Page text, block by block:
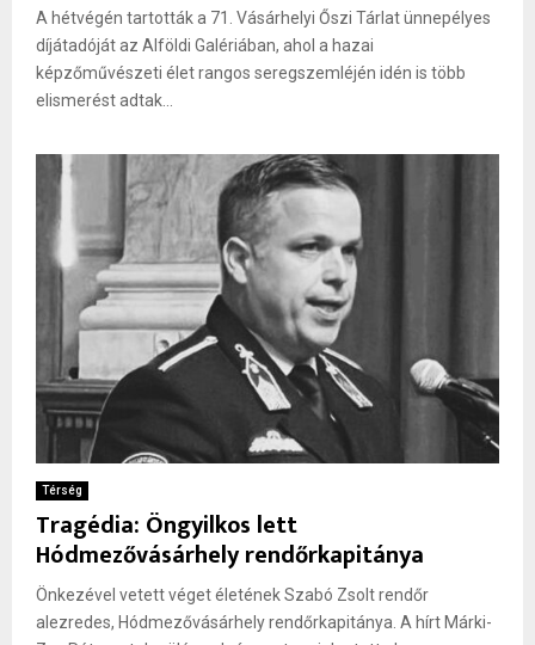
A hétvégén tartották a 71. Vásárhelyi Őszi Tárlat ünnepélyes
díjátadóját az Alföldi Galériában, ahol a hazai
képzőművészeti élet rangos seregszemléjén idén is több
elismerést adtak...
Térség
Tragédia: Öngyilkos lett
Hódmezővásárhely rendőrkapitánya
Önkezével vetett véget életének Szabó Zsolt rendőr
alezredes, Hódmezővásárhely rendőrkapitánya. A hírt Márki-